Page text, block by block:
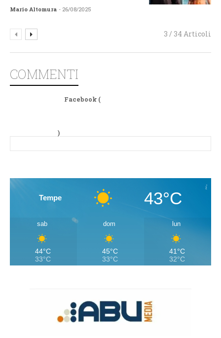
Mario Altomura - 26/08/2025
3 / 34 Articoli
COMMENTI
Facebook (
)
Tempe 43°C
sab
44°C
33°C
dom
45°C
33°C
lun
41°C
32°C